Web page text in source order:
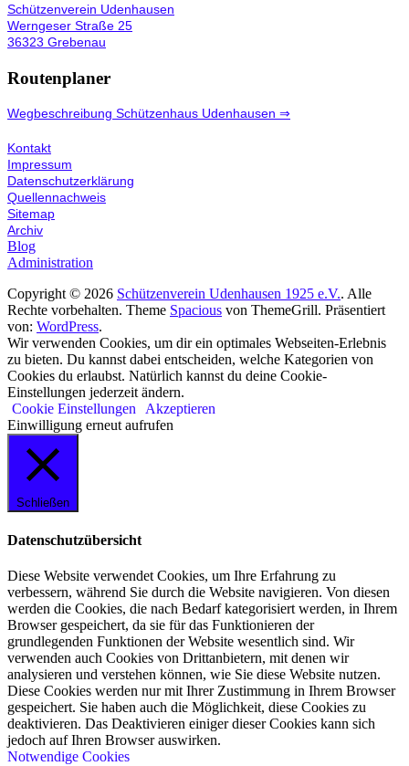
Schützenverein Udenhausen
Werngeser Straße 25
36323 Grebenau
Routenplaner
Wegbeschreibung Schützenhaus Udenhausen ⇒
Kontakt
Impressum
Datenschutzerklärung
Quellennachweis
Sitemap
Archiv
Blog
Administration
Copyright © 2026 Schützenverein Udenhausen 1925 e.V.. Alle
Rechte vorbehalten. Theme Spacious von ThemeGrill. Präsentiert
von: WordPress.
Wir verwenden Cookies, um dir ein optimales Webseiten-Erlebnis
zu bieten. Du kannst dabei entscheiden, welche Kategorien von
Cookies du erlaubst. Natürlich kannst du deine Cookie-
Einstellungen jederzeit ändern.
Cookie Einstellungen Akzeptieren
Einwilligung erneut aufrufen
Schließen
Datenschutzübersicht
Diese Website verwendet Cookies, um Ihre Erfahrung zu
verbessern, während Sie durch die Website navigieren. Von diesen
werden die Cookies, die nach Bedarf kategorisiert werden, in Ihrem
Browser gespeichert, da sie für das Funktionieren der
grundlegenden Funktionen der Website wesentlich sind. Wir
verwenden auch Cookies von Drittanbietern, mit denen wir
analysieren und verstehen können, wie Sie diese Website nutzen.
Diese Cookies werden nur mit Ihrer Zustimmung in Ihrem Browser
gespeichert. Sie haben auch die Möglichkeit, diese Cookies zu
deaktivieren. Das Deaktivieren einiger dieser Cookies kann sich
jedoch auf Ihren Browser auswirken.
Notwendige Cookies